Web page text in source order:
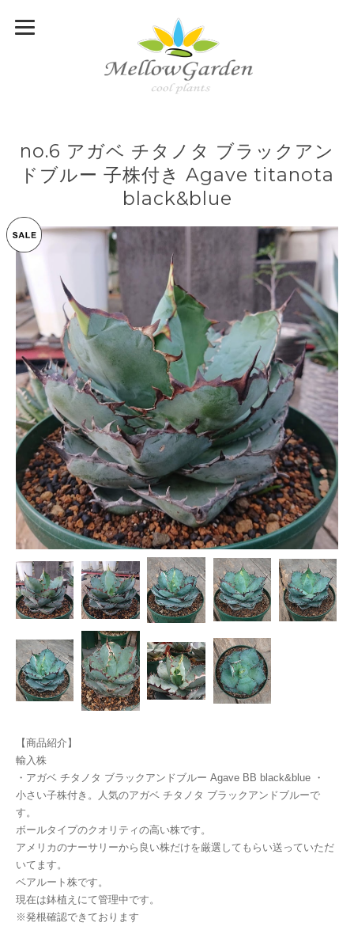
no.6 アガベ チタノタ ブラックアン
ドブルー 子株付き Agave titanota
black&blue
【商品紹介】
輸入株
・アガベ チタノタ ブラックアンドブルー Agave BB black&blue ・
小さい子株付き。人気のアガベ チタノタ ブラックアンドブルーで
す。
ボールタイプのクオリティの高い株です。
アメリカのナーサリーから良い株だけを厳選してもらい送っていただ
いてます。
ベアルート株です。
現在は鉢植えにて管理中です。
※発根確認できております